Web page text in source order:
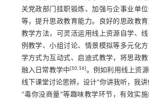
关党政部门挂职锻炼、加强与企事业单
等，提升思政教育能力。良好的思政教
教学方法，可灵活运用线上资源自学、
例教学、小组讨论、情景模拟等多元化
学方式为互动式、启迪式教学，将思政
融入日常教学中[10,16]。例如利用线上资
线下课堂讨论思辨，设计“你讲我听，我讲
“毒你没商量”等趣味教学环节，有效实